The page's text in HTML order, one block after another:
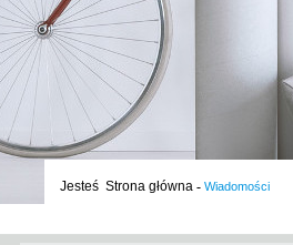
Jesteś Strona główna - Wiadomości